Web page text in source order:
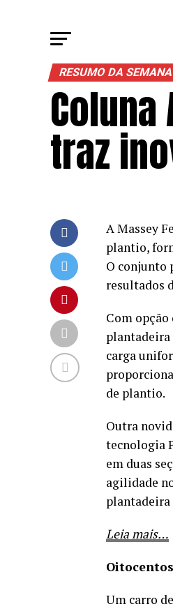
RESUMO DA SEMANA
Coluna
traz
A Massey
plantio,
O conjunto
resultados
Com opção
plantadeira
carga
de plantio.
Outra
tecnologia
em duas
agilidade
plantadeira
Leia mais…
Um carro